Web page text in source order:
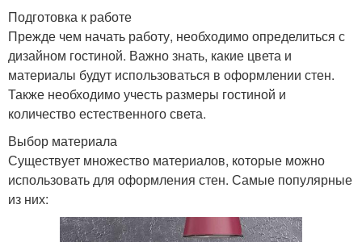
Подготовка к работе
Прежде чем начать работу, необходимо определиться с
дизайном гостиной. Важно знать, какие цвета и
материалы будут использоваться в оформлении стен.
Также необходимо учесть размеры гостиной и
количество естественного света.
Выбор материала
Существует множество материалов, которые можно
использовать для оформления стен. Самые популярные
из них: